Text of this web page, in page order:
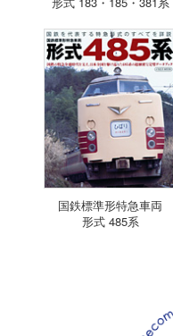
国鉄標準形特急車両
形式 485系